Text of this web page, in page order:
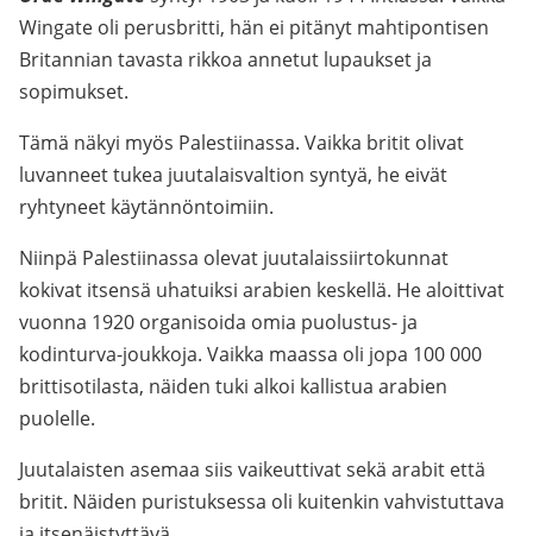
Wingate oli perusbritti, hän ei pitänyt mahtipontisen
Britannian tavasta rikkoa annetut lupaukset ja
sopimukset.
Tämä näkyi myös Palestiinassa. Vaikka britit olivat
luvanneet tukea juutalaisvaltion syntyä, he eivät
ryhtyneet käytännöntoimiin.
Niinpä Palestiinassa olevat juutalaissiirtokunnat
kokivat itsensä uhatuiksi arabien keskellä. He aloittivat
vuonna 1920 organisoida omia puolustus- ja
kodinturva-joukkoja. Vaikka maassa oli jopa 100 000
brittisotilasta, näiden tuki alkoi kallistua arabien
puolelle.
Juutalaisten asemaa siis vaikeuttivat sekä arabit että
britit. Näiden puristuksessa oli kuitenkin vahvistuttava